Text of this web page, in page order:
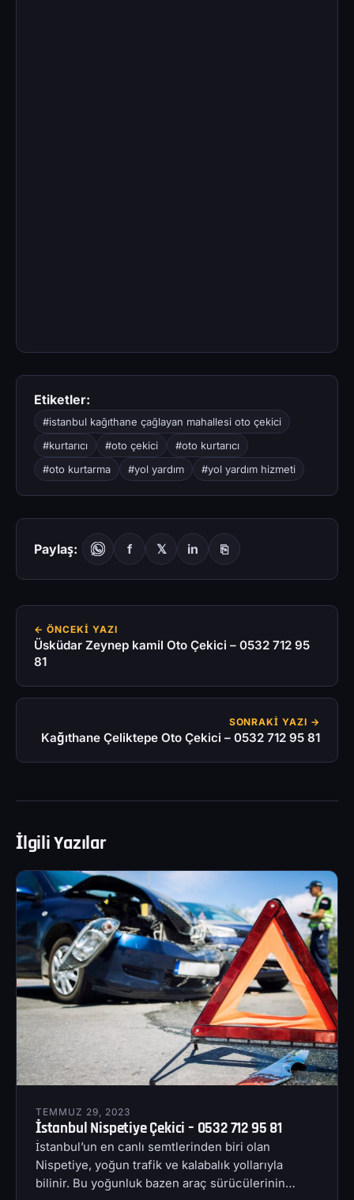
Etiketler:
#istanbul kağıthane çağlayan mahallesi oto çekici
#kurtarıcı
#oto çekici
#oto kurtarıcı
#oto kurtarma
#yol yardım #yol yardım hizmeti
Paylaş: f 𝕏 in ⎘
← ÖNCEKI YAZI
Üsküdar Zeynep kamil Oto Çekici – 0532 712 95
81
SONRAKI YAZI →
Kağıthane Çeliktepe Oto Çekici – 0532 712 95 81
İlgili Yazılar
TEMMUZ 29, 2023
İstanbul Nispetiye Çekici – 0532 712 95 81
İstanbul’un en canlı semtlerinden biri olan
Nispetiye, yoğun trafik ve kalabalık yollarıyla
bilinir. Bu yoğunluk bazen araç sürücülerinin…